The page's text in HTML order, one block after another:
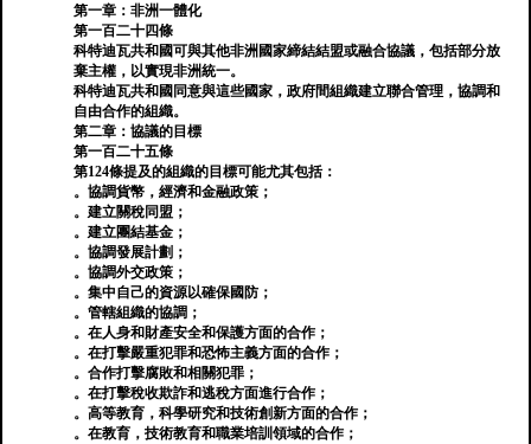
第一章：非洲一體化
第一百二十四條
科特迪瓦共和國可與其他非洲國家締結結盟或融合協議，包括部分放
棄主權，以實現非洲統一。
科特迪瓦共和國同意與這些國家，政府間組織建立聯合管理，協調和
自由合作的組織。
第二章：協議的目標
第一百二十五條
第124條提及的組織的目標可能尤其包括：
。協調貨幣，經濟和金融政策；
。建立關稅同盟；
。建立團結基金；
。協調發展計劃；
。協調外交政策；
。集中自己的資源以確保國防；
。管轄組織的協調；
。在人身和財產安全和保護方面的合作；
。在打擊嚴重犯罪和恐怖主義方面的合作；
。合作打擊腐敗和相關犯罪；
。在打擊稅收欺詐和逃稅方面進行合作；
。高等教育，科學研究和技術創新方面的合作；
。在教育，技術教育和職業培訓領域的合作；